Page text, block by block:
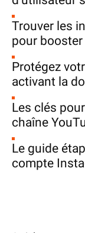
Trouver les
pour
Protégez
activant la
Les clés
chaîne
Le guide
compte